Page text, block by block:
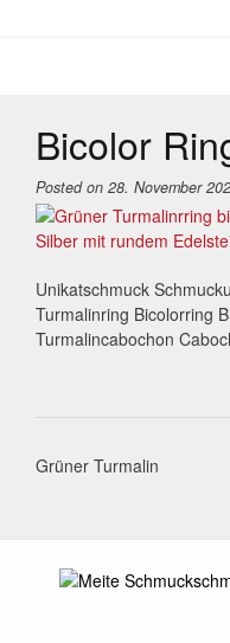
Bicolor
Posted on 28. November
Unikatschmuck
Turmalinring Bicolorring
Turmalincabochon
Post
Grüner Turmalin